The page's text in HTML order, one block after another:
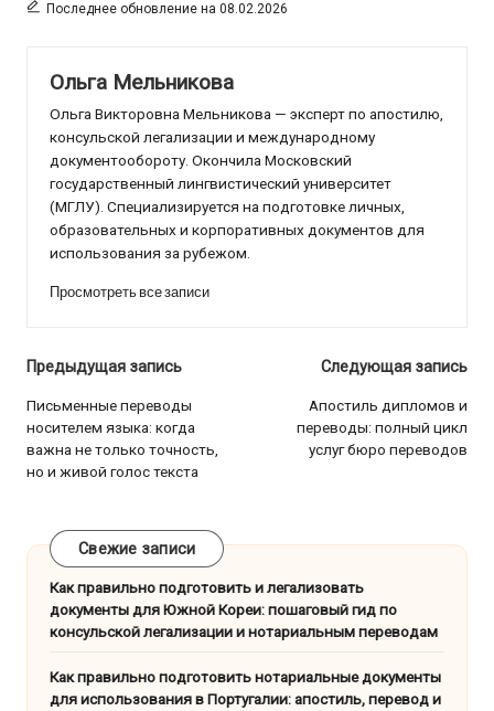
Последнее обновление на 08.02.2026
Ольга Мельникова
Ольга Викторовна Мельникова — эксперт по апостилю,
консульской легализации и международному
документообороту. Окончила Московский
государственный лингвистический университет
(МГЛУ). Специализируется на подготовке личных,
образовательных и корпоративных документов для
использования за рубежом.
Просмотреть все записи
Навигация
по
записям
Предыдущая запись
Письменные переводы
носителем языка: когда
важна не только точность,
но и живой голос текста
Следующая запись
Апостиль дипломов и
переводы: полный цикл
услуг бюро переводов
Свежие записи
Как правильно подготовить и легализовать
документы для Южной Кореи: пошаговый гид по
консульской легализации и нотариальным переводам
Как правильно подготовить нотариальные документы
для использования в Португалии: апостиль, перевод и